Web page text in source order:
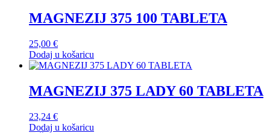
MAGNEZIJ 375 100 TABLETA
25,00 €
Dodaj u košaricu
MAGNEZIJ 375 LADY 60 TABLETA
23,24 €
Dodaj u košaricu